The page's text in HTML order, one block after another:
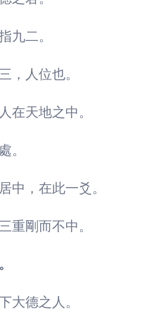
九二。
，人位也。
在天地之中。
。
中，在此一爻。
重剛而不中。
大德之人。